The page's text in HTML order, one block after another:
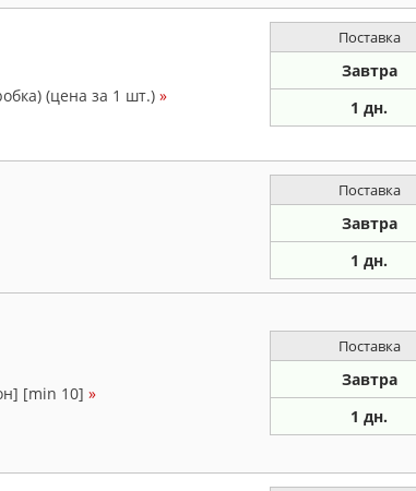
(цена за 1 шт.) »
Поставка
Завтра
1 дн.
Поставка
Завтра
1 дн.
[min 10] »
Поставка
Завтра
1 дн.